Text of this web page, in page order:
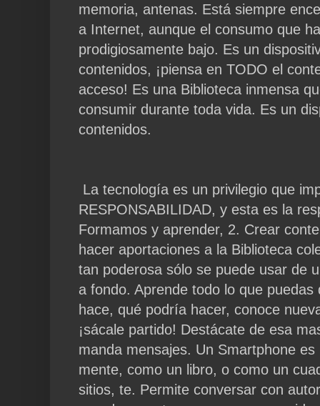
memoria, antenas. Está siempre
a Internet, aunque el consumo que
prodigiosamente bajo. Es un
contenidos, ¡piensa en TODO el
acceso! Es una Biblioteca inmensa
consumir durante toda vida. Es un
contenidos.
La tecnología es un privilegio que
RESPONSABILIDAD, y esta es la
Formamos y aprender, 2. Crear
hacer aportaciones a la Biblioteca
tan poderosa sólo se puede usar de
a fondo. Aprende todo lo que
hace, qué podría hacer, conoce
¡sácale partido! Destácate de esa
manda mensajes. Un Smartphone
mente, como un libro, o como un
sitios, te. Permite conversar con